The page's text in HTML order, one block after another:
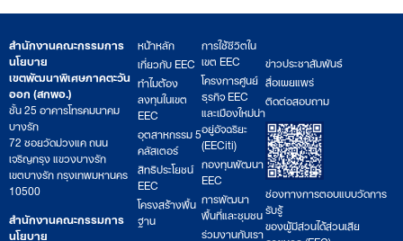
สำนักงานคณะกรรมการ
นโยบาย
เขตพัฒนาพิเศษภาคตะวัน
ออก (สกพอ.)
ชั้น 25 อาคารโทรคมนาคม
บางรัก
72 ซอยวัดม่วงแค ถนน
เจริญกรุง แขวงบางรัก
เขตบางรัก กรุงเทพมหานคร
10500
สำนักงานคณะกรรมการ
นโยบาย
หน้าหลัก
เกี่ยวกับ EEC
ทำไมต้อง
ลงทุนในเขต
EEC
อุตสาหกรรม 5
คลัสเตอร์
สิทธิประโยชน์
EEC
โครงสร้างพื้น
ฐาน
การใช้ชีวิตใน
เขต EEC
โครงการศูนย์
ธุรกิจ EEC
และเมืองใหม่น่า
อยู่อัจฉริยะ
(EECiti)
กองทุนพัฒนา
EEC
การพัฒนา
พื้นที่และชุมชน
ร่วมงานกับเรา
ข่าวประชาสัมพันธ์
สื่อเผยแพร่
ติดต่อสอบถาม
ช่องทางการตอบแบบวัดการ
รับรู้
ของผู้มีส่วนได้ส่วนเสีย